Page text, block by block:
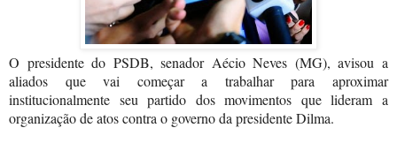
O presidente do PSDB, senador Aécio Neves (MG), avisou a
aliados que vai começar a trabalhar para aproximar
institucionalmente seu partido dos movimentos que lideram a
organização de atos contra o governo da presidente Dilma.